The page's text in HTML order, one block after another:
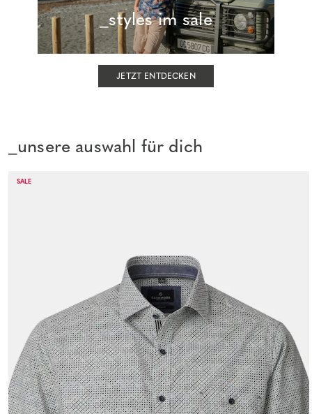
_styles im sale
JETZT ENTDECKEN
_unsere auswahl für dich
SALE